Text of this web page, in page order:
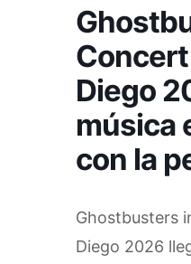
Diego
música
con la
Ghostbusters
Diego 2026